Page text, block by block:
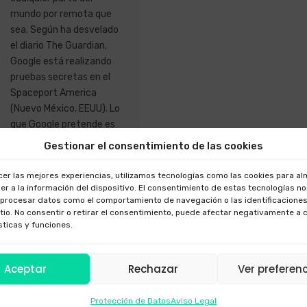
Gestionar el consentimiento de las cookies
las mejores experiencias, utilizamos tecnologías como las cookies para
a la información del dispositivo. El consentimiento de estas tecnologías
datos como el comportamiento de navegación o las
No consentir o retirar el consentimiento, puede afectar negativamente a
y funciones.
Aceptar Rechazar Ver
Protección de DatosAviso Legal
mundo por remota que
sea. Según ha desvelado
el diario The Guardian,
Google está realizando
pruebas secretas en el
Spaceport America
(Nuevo México, EEUU). Lo
que Google pretende es
multiplicar por 40 la
de datos del actual LTE
(4G) a través de ondas
milimétricas, lo que
denominan “5G”. De esta
espectro ya que el actual
está saturado. Sin
embargo Google se